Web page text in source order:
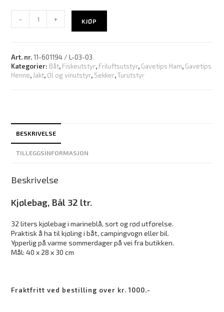
- + KJØP
Art. nr.11-601194 / L-03-03
Kategorier: Båt, Fiskeutstyr, Friluftsutstyr, Gavetips Ham, Gavetips
Henne, Jakt, Øl og vinutstyr, Sekker,Turutstyr
BESKRIVELSE
TILLEGGSINFORMASJON
Beskrivelse
Kjølebag, Bål 32 ltr.
32 liters kjølebag i marineblå, sort og rød utførelse.
Praktisk å ha til kjøling i båt, campingvogn eller bil.
Ypperlig på varme sommerdager på vei fra butikken.
Mål: 40 x 28 x 30 cm
Fraktfritt ved bestilling over kr. 1000.-